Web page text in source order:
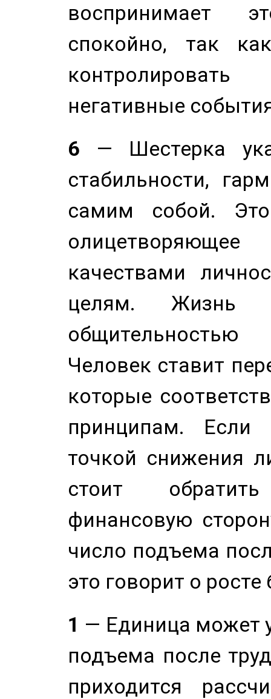
воспринимает
спокойно, так
негативные
6 — Шестерка
стабильности,
самим собой.
качествами
целям. Жизнь
Человек ставит
которые
принципам. Если
точкой снижения
стоит
финансовую
число подъема
это говорит о
1 — Единица может
подъема после
приходится